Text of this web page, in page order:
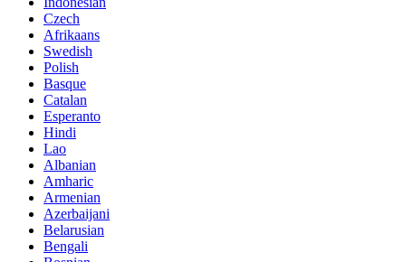
Czech
Afrikaans
Swedish
Polish
Basque
Catalan
Esperanto
Hindi
Lao
Albanian
Amharic
Armenian
Azerbaijani
Belarusian
Bengali